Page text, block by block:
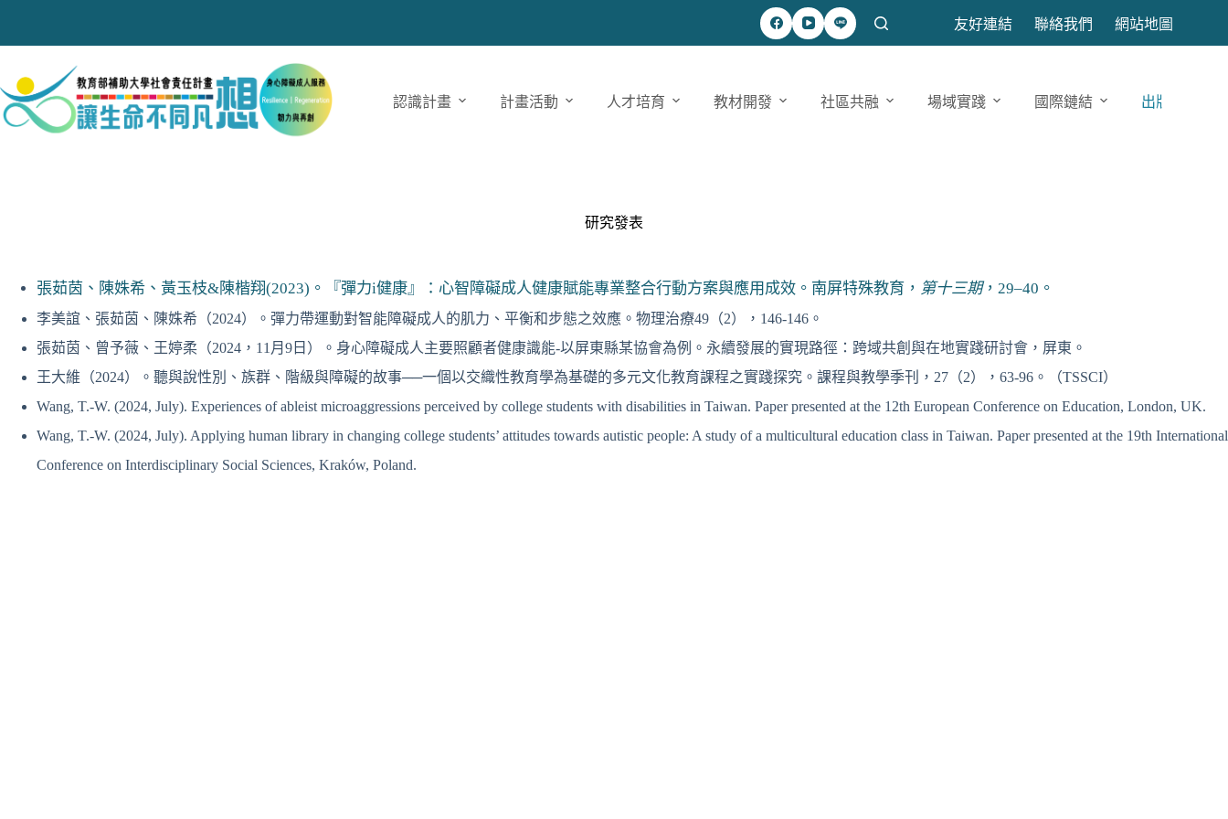
內
容
友好連結 聯絡我們 網站地圖
認識計畫 計畫活動 人才培育 教材開發 社區共融 場域實踐 國際鏈結 出版發表
研究發表
張茹茵、陳姝希、黃玉枝&陳楷翔(2023)。『彈力i健康』：心智障礙成人健康賦能專業整合行動方案與應用成效。南屏特殊教育， 第十三期，29–40。
李美誼、張茹茵、陳姝希（2024）。彈力帶運動對智能障礙成人的肌力、平衡和步態之效應。物理治療49（2），146-146。
張茹茵、曾予薇、王婷柔（2024，11月9日）。身心障礙成人主要照顧者健康識能-以屏東縣某協會為例。永續發展的實現路徑：跨域共創與在地實踐研討會，屏東。
王大維（2024）。聽與說性別、族群、階級與障礙的故事──一個以交織性教育學為基礎的多元文化教育課程之實踐探究。課程與教學季刊，27（2），63-96。（TSSCI）
Wang, T.-W. (2024, July). Experiences of ableist microaggressions perceived by college students with disabilities in Taiwan. Paper presented at the 12th European Conference on Education, London, UK.
Wang, T.-W. (2024, July). Applying human library in changing college students’ attitudes towards autistic people: A study of a multicultural education class in Taiwan. Paper presented at the 19th International
Conference on Interdisciplinary Social Sciences, Kraków, Poland.